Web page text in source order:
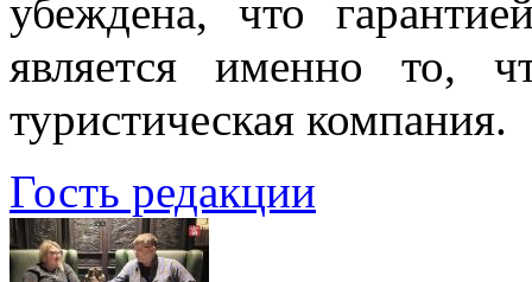
убеждена, что
является именно то,
туристическая компания.
Гость редакции